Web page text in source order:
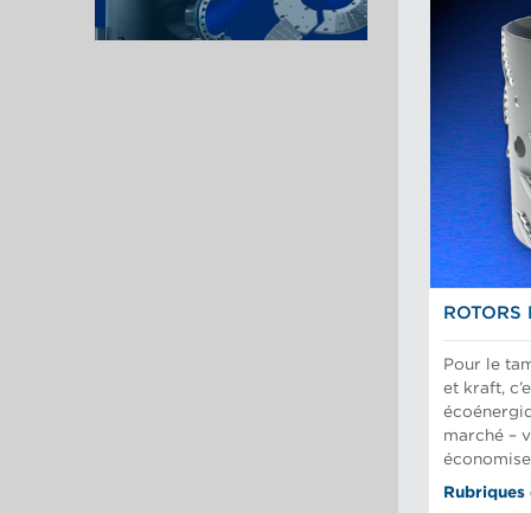
ROTORS
Pour le
et kraft,
marché –
Rubriques